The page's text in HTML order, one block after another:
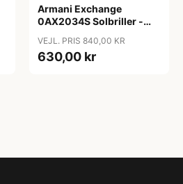
Armani Exchange
0AX2034S Solbriller -
VEJL. PRIS 840,00 KR
630,00 kr